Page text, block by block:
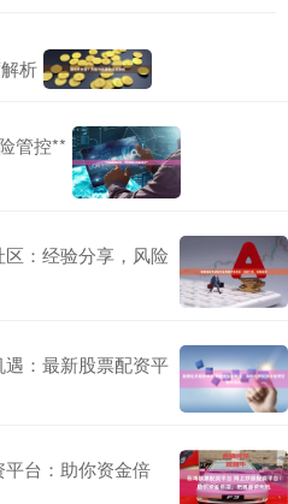
析
管控**
：经验分享，风险
：最新股票配资平
台：助你资金倍